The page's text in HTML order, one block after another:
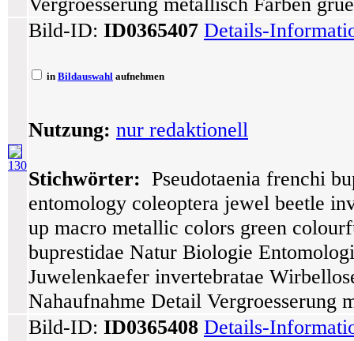
130
Bild-ID: ID0365407 Details-
in Bildauswahl aufnehmen
Nutzung: nur redaktionell
Stichwörter: Pseudotaenia frenchi
entomology coleoptera jewel beetle
up macro metallic colors green
buprestidae Natur Biologie
Juwelenkaefer invertebratae
Nahaufnahme Detail Vergroesserung
Bild-ID: ID0365408 Details-